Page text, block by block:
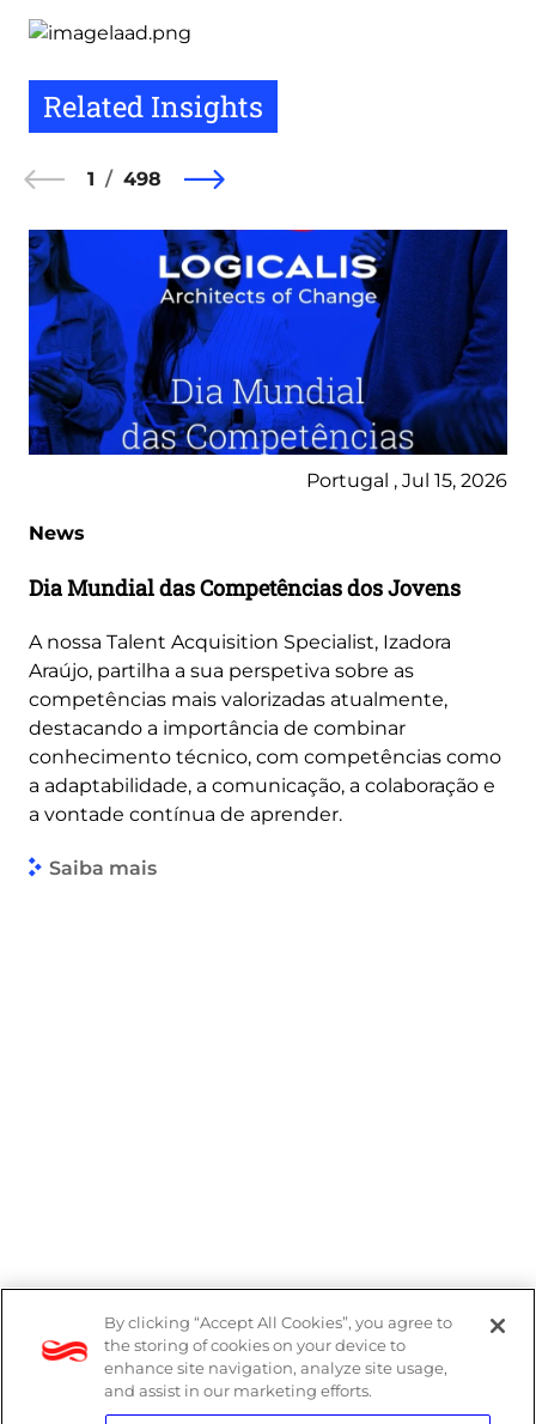
Related Insights
1 498
Portugal , Jul 15, 2026
News
Dia Mundial das Competências dos Jovens
A nossa Talent Acquisition Specialist, Izadora
Araújo, partilha a sua perspetiva sobre as
competências mais valorizadas atualmente,
destacando a importância de combinar
conhecimento técnico, com competências como
a adaptabilidade, a comunicação, a colaboração e
a vontade contínua de aprender.
Saiba mais
Denúncias
Política de Privacidade
By clicking “Accept All Cookies”, you agree to
the storing of cookies on your device to
enhance site navigation, analyze site usage,
and assist in our marketing efforts.